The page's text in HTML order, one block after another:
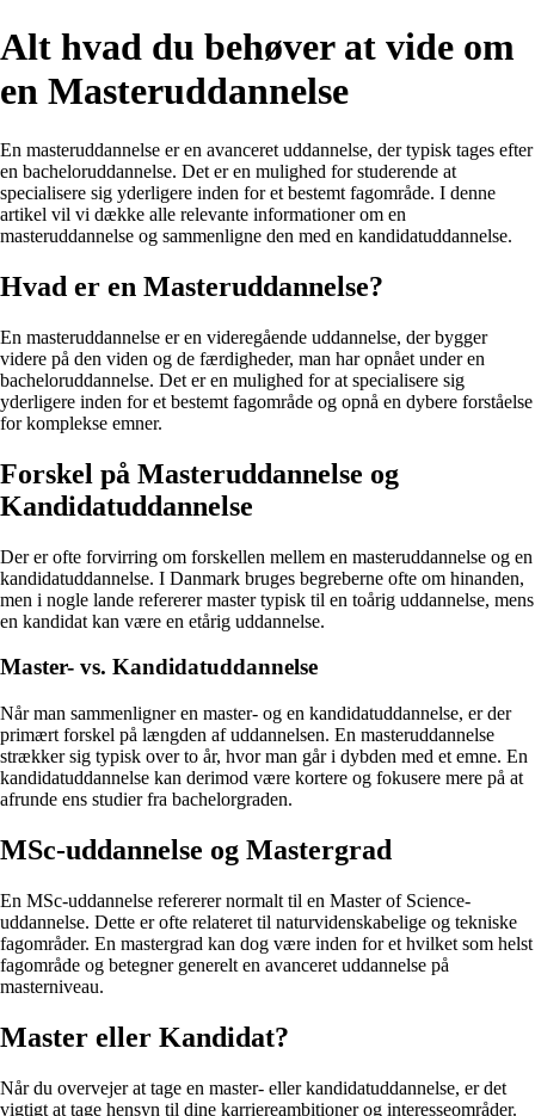
Alt hvad du behøver at vide om
en Masteruddannelse
En masteruddannelse er en avanceret uddannelse, der typisk tages efter
en bacheloruddannelse. Det er en mulighed for studerende at
specialisere sig yderligere inden for et bestemt fagområde. I denne
artikel vil vi dække alle relevante informationer om en
masteruddannelse og sammenligne den med en kandidatuddannelse.
Hvad er en Masteruddannelse?
En masteruddannelse er en videregående uddannelse, der bygger
videre på den viden og de færdigheder, man har opnået under en
bacheloruddannelse. Det er en mulighed for at specialisere sig
yderligere inden for et bestemt fagområde og opnå en dybere forståelse
for komplekse emner.
Forskel på Masteruddannelse og
Kandidatuddannelse
Der er ofte forvirring om forskellen mellem en masteruddannelse og en
kandidatuddannelse. I Danmark bruges begreberne ofte om hinanden,
men i nogle lande refererer master typisk til en toårig uddannelse, mens
en kandidat kan være en etårig uddannelse.
Master- vs. Kandidatuddannelse
Når man sammenligner en master- og en kandidatuddannelse, er der
primært forskel på længden af uddannelsen. En masteruddannelse
strækker sig typisk over to år, hvor man går i dybden med et emne. En
kandidatuddannelse kan derimod være kortere og fokusere mere på at
afrunde ens studier fra bachelorgraden.
MSc-uddannelse og Mastergrad
En MSc-uddannelse refererer normalt til en Master of Science-
uddannelse. Dette er ofte relateret til naturvidenskabelige og tekniske
fagområder. En mastergrad kan dog være inden for et hvilket som helst
fagområde og betegner generelt en avanceret uddannelse på
masterniveau.
Master eller Kandidat?
Når du overvejer at tage en master- eller kandidatuddannelse, er det
vigtigt at tage hensyn til dine karriereambitioner og interesseområder.